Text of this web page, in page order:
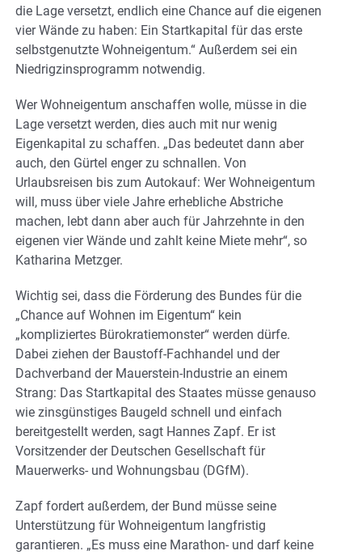
die Lage versetzt, endlich eine Chance auf die eigenen
vier Wände zu haben: Ein Startkapital für das erste
selbstgenutzte Wohneigentum.“ Außerdem sei ein
Niedrigzinsprogramm notwendig.
Wer Wohneigentum anschaffen wolle, müsse in die
Lage versetzt werden, dies auch mit nur wenig
Eigenkapital zu schaffen. „Das bedeutet dann aber
auch, den Gürtel enger zu schnallen. Von
Urlaubsreisen bis zum Autokauf: Wer Wohneigentum
will, muss über viele Jahre erhebliche Abstriche
machen, lebt dann aber auch für Jahrzehnte in den
eigenen vier Wände und zahlt keine Miete mehr“, so
Katharina Metzger.
Wichtig sei, dass die Förderung des Bundes für die
„Chance auf Wohnen im Eigentum“ kein
„kompliziertes Bürokratiemonster“ werden dürfe.
Dabei ziehen der Baustoff-Fachhandel und der
Dachverband der Mauerstein-Industrie an einem
Strang: Das Startkapital des Staates müsse genauso
wie zinsgünstiges Baugeld schnell und einfach
bereitgestellt werden, sagt Hannes Zapf. Er ist
Vorsitzender der Deutschen Gesellschaft für
Mauerwerks- und Wohnungsbau (DGfM).
Zapf fordert außerdem, der Bund müsse seine
Unterstützung für Wohneigentum langfristig
garantieren. „Es muss eine Marathon- und darf keine